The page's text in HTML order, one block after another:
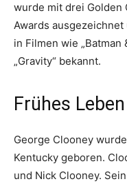
wurde mit drei Golden
Awards
in Filmen wie „Batman
„Gravity“ bekannt.
Frühes Leben
George Clooney
Kentucky geboren.
und Nick Clooney.